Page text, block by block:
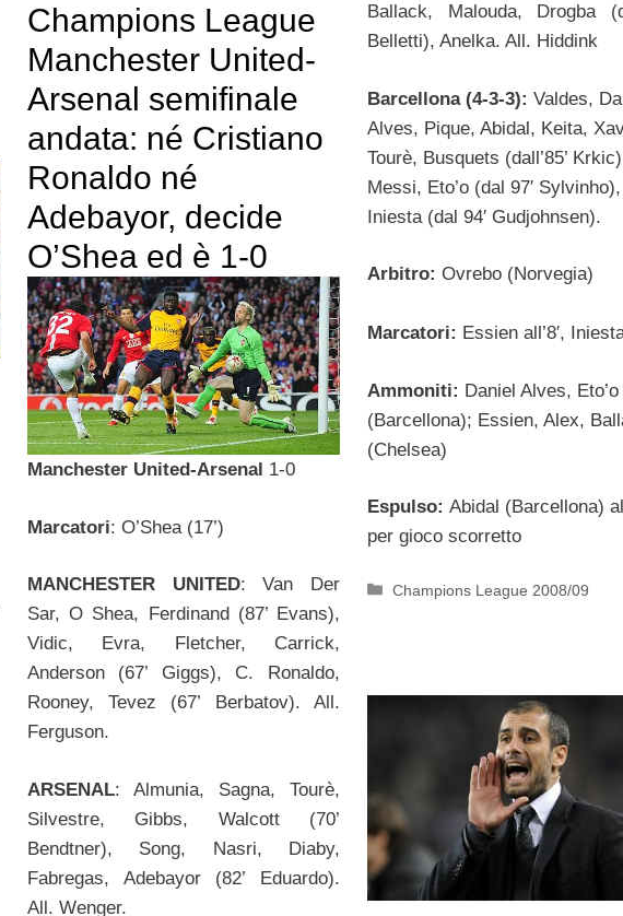
Ballack, Malouda, Drogba
Belletti), Anelka. All. Hiddink
Barcellona (4-3-3): Valdes,
Alves, Pique, Abidal, Keita,
Tourè, Busquets (dall’85’
Messi, Eto’o (dal 97′ Sylvinho),
Iniesta (dal 94′ Gudjohnsen).
Arbitro: Ovrebo (Norvegia)
Marcatori: Essien all’8′,
Ammoniti: Daniel Alves, Eto’o
(Barcellona); Essien, Alex,
(Chelsea)
Espulso: Abidal (Barcellona) al
per gioco scorretto
Categorie
Champions League 2008/09
Champions League
Manchester United-
Arsenal semifinale
andata: né Cristiano
Ronaldo né
Adebayor, decide
O’Shea ed è 1-0
Manchester United-Arsenal 1-0
Marcatori: O’Shea (17’)
MANCHESTER UNITED: Van Der
Sar, O Shea, Ferdinand (87’ Evans),
Vidic, Evra, Fletcher, Carrick,
Anderson (67’ Giggs), C. Ronaldo,
Rooney, Tevez (67’ Berbatov). All.
Ferguson.
ARSENAL: Almunia, Sagna, Tourè,
Silvestre, Gibbs, Walcott (70’
Bendtner), Song, Nasri, Diaby,
Fabregas, Adebayor (82’ Eduardo).
All. Wenger.